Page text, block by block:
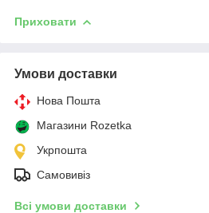
Приховати
Умови доставки
Нова Пошта
Магазини Rozetka
Укрпошта
Самовивіз
Всі умови доставки